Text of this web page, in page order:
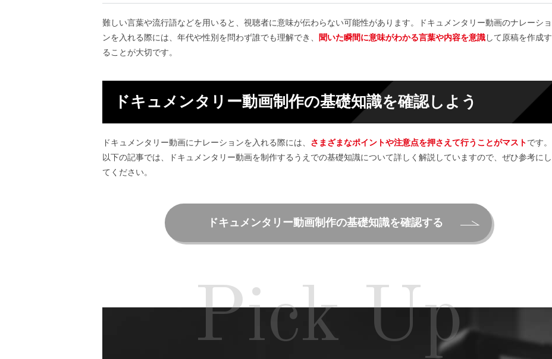
難しい言葉や流行語などを用いると、視聴者に意味が伝わらない可能性があります。ドキュメンタリー動画のナレーショ
ンを入れる際には、年代や性別を問わず誰でも理解でき、
聞いた瞬間に意味がわかる言葉や内容を意識 して原稿を作成す
ることが大切です。
ドキュメンタリー動画制作の基礎知識を確認しよう
ドキュメンタリー動画にナレーションを入れる際には、 さまざまなポイントや注意点を押さえて行うことがマスト です。
以下の記事では、ドキュメンタリー動画を制作するうえでの基礎知識について詳しく解説していますので、ぜひ参考にし
てください。
ドキュメンタリー動画制作の基礎知識を確認する
Pick Up